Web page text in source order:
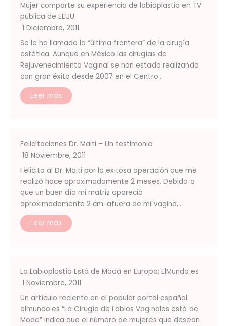
Mujer comparte su experiencia de labioplastia en TV
pública de EEUU.
1 Diciembre, 2011
Se le ha llamado la “última frontera” de la cirugía
estética. Aunque en México las cirugías de
Rejuvenecimiento Vaginal se han estado realizando
con gran éxito desde 2007 en el Centro…
Leer más
Felicitaciones Dr. Maiti – Un testimonio
18 Noviembre, 2011
Felicito al Dr. Maiti por la exitosa operación que me
realizó hace aproximadamente 2 meses. Debido a
que un buen día mi matriz apareció
aproximadamente 2 cm. afuera de mi vagina,…
Leer más
La Labioplastía Está de Moda en Europa: ElMundo.es
1 Noviembre, 2011
Un artículo reciente en el popular portal español
elmundo.es “La Cirugía de Labios Vaginales está de
Moda” indica que el número de mujeres que desean